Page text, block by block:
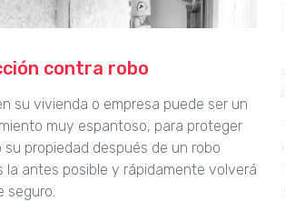
contra robo
su vivienda o empresa puede ser un
muy espantoso, para proteger
su propiedad después de un robo
la antes posible y rápidamente volverá
seguro.